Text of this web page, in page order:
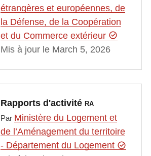
étrangères et européennes, de
la Défense, de la Coopération
et du Commerce extérieur
Mis à jour le March 5, 2026
Rapports d'activité RA
Par Ministère du Logement et
de l’Aménagement du territoire
- Département du Logement